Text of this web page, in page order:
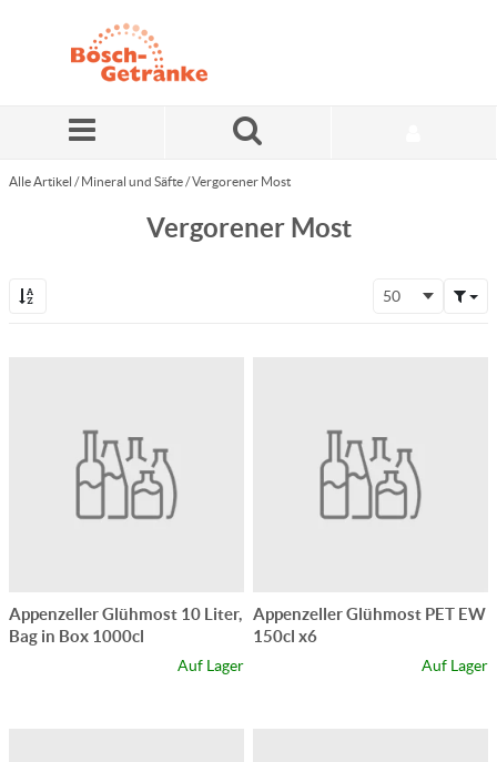
Alle Artikel / Mineral und Säfte/Vergorener Most
Vergorener Most
50
Appenzeller Glühmost 10 Liter,
Bag in Box 1000cl
Auf Lager
Appenzeller Glühmost PET EW
150cl x6
Auf Lager